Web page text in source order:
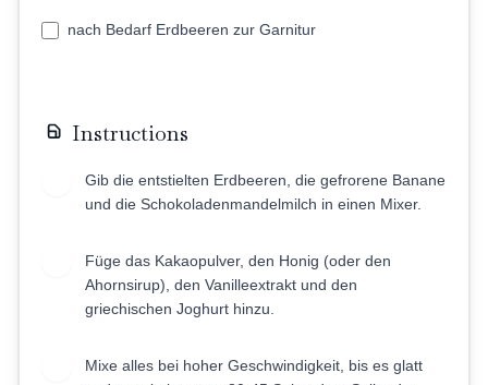
nach Bedarf Erdbeeren zur Garnitur
Instructions
Gib die entstielten Erdbeeren, die gefrorene Banane
und die Schokoladenmandelmilch in einen Mixer.
Füge das Kakaopulver, den Honig (oder den
Ahornsirup), den Vanilleextrakt und den
griechischen Joghurt hinzu.
Mixe alles bei hoher Geschwindigkeit, bis es glatt